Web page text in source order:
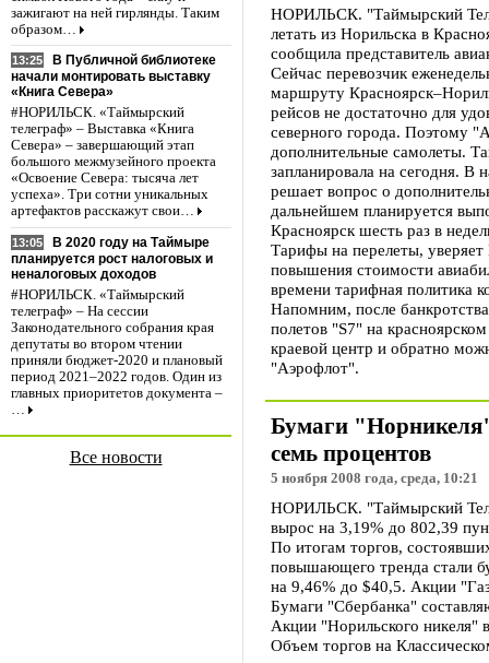
зажигают на ней гирлянды. Таким
образом…
13:25
В Публичной библиотеке
начали монтировать выставку
«Книга Севера»
#НОРИЛЬСК. «Таймырский
телеграф» – Выставка «Книга
Севера» – завершающий этап
большого межмузейного проекта
«Освоение Севера: тысяча лет
успеха». Три сотни уникальных
артефактов расскажут свои…
13:05
В 2020 году на Таймыре
планируется рост налоговых и
неналоговых доходов
#НОРИЛЬСК. «Таймырский
телеграф» – На сессии
Законодательного собрания края
депутаты во втором чтении
приняли бюджет-2020 и плановый
период 2021–2022 годов. Один из
главных приоритетов документа –
…
Все новости
НОРИЛЬСК. "Таймырский
летать из Норильска в
сообщила представитель
Сейчас перевозчик
маршруту
рейсов не достаточно для
северного города. Поэтому
дополнительные самолеты.
запланировала на сегодня. В
решает вопрос о
дальнейшем планируется
Красноярск шесть раз в
Тарифы на перелеты, уверяет
повышения стоимости
времени тарифная политика
Напомним, после
полетов "S7" на
краевой центр и обратно
"Аэрофлот".
Бумаги
семь процентов
5 ноября 2008 года, среда, 10:21
НОРИЛЬСК. "Таймырский
вырос на 3,19% до 802,39
По итогам торгов,
повышающего тренда стали
на 9,46% до $40,5. Акции
Бумаги "Сбербанка"
Акции "Норильского никеля"
Объем торгов на